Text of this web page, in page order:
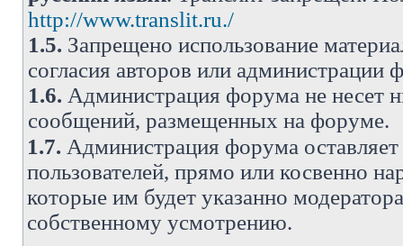
http://www.translit.ru./
1.5. Запрещено использование
согласия авторов или администрации
1.6. Администрация форума не несет
сообщений, размещенных на форуме.
1.7. Администрация форума
пользователей, прямо или косвенно
которые им будет указанно
собственному усмотрению.